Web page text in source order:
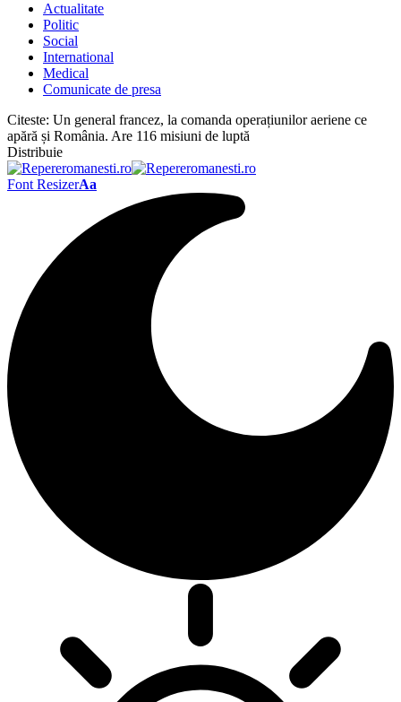
Actualitate
Politic
Social
International
Medical
Comunicate de presa
Citeste: Un general francez, la comanda operațiunilor aeriene ce
apără și România. Are 116 misiuni de luptă
Distribuie
Font ResizerAa